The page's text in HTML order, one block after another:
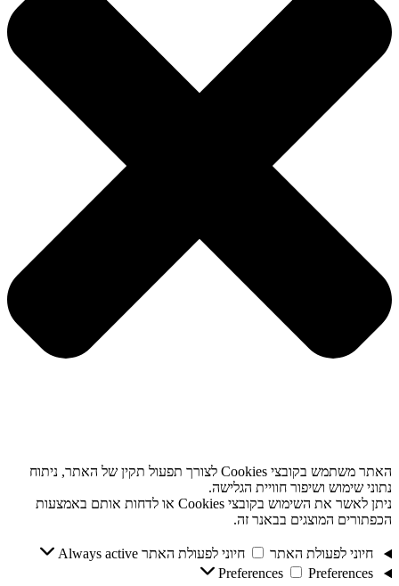
האתר משתמש בקובצי Cookies לצורך תפעול תקין של האתר, ניתוח
נתוני שימוש ושיפור חוויית הגלישה.
ניתן לאשר את השימוש בקובצי Cookies או לדחות אותם באמצעות
הכפתורים המוצגים בבאנר זה.
חיוני לפעולת האתר חיוני לפעולת האתר Always active
Preferences
Preferences